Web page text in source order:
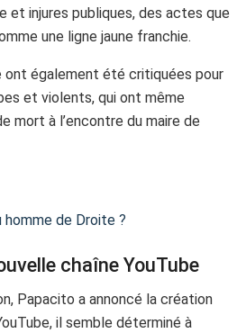
et injures publiques, des actes que
une ligne jaune franchie.
ont également été critiquées pour
et violents, qui ont même
mort à l’encontre du maire de
de Droite ?
chaîne YouTube
Papacito a annoncé la création
il semble déterminé à